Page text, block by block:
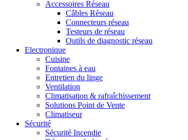
Accessoires Réseau
Câbles Réseau
Connecteurs réseau
Testeurs de réseau
Outils de diagnostic réseau
Electronique
Cuisine
Fontaines à eau
Entretien du linge
Ventilation
Climatisation & rafraîchissement
Solutions Point de Vente
Climatiseur
Sécurité
Sécurité Incendie